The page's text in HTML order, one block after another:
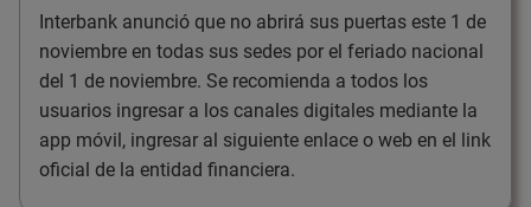
Interbank anunció que no abrirá sus puertas este 1 de
noviembre en todas sus sedes por el feriado nacional
del 1 de noviembre. Se recomienda a todos los
usuarios ingresar a los canales digitales mediante la
app móvil, ingresar al siguiente enlace o web en el link
oficial de la entidad financiera.